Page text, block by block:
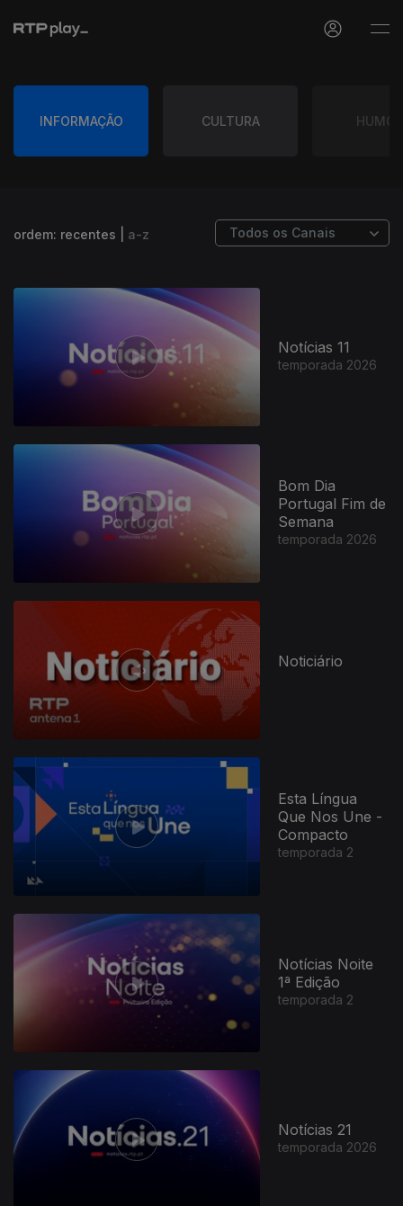
INFORMAÇÃO CULTURA HUMOR
ordem: recentes a-z
Notícias 11
temporada 2026
Bom Dia
Portugal Fim de
Semana
temporada 2026
Noticiário
Esta Língua
Que Nos Une -
Compacto
temporada 2
Notícias Noite
1ª Edição
temporada 2
Notícias 21
temporada 2026